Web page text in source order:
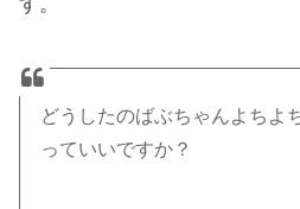
どうしたのばぶちゃんよちよ
っていいですか？